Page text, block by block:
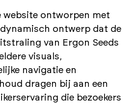
website ontworpen met
ontwerp dat de
van Ergon Seeds
visuals,
navigatie en
dragen bij aan een
die bezoekers